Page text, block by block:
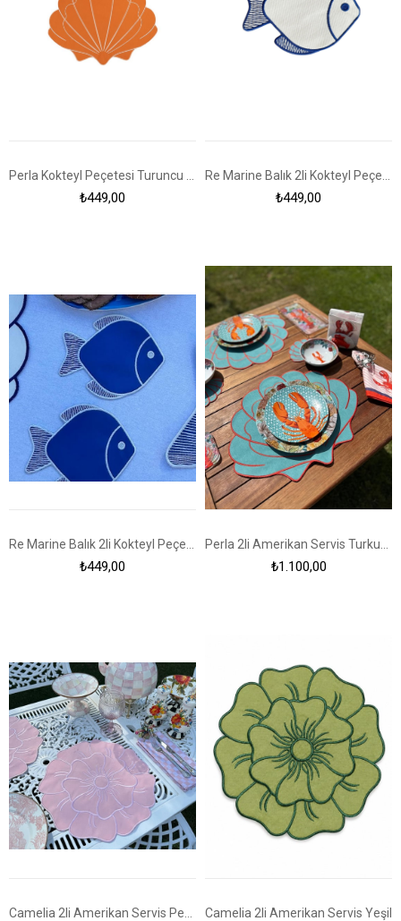
Perla Kokteyl Peçetesi Turuncu - Ekru
₺449,00
Re Marine Balık 2li Kokteyl Peçetesi Ekru-Mavi
₺449,00
₺449,00 ₺1.100,00
Camelia 2li Amerikan Servis Yeşil